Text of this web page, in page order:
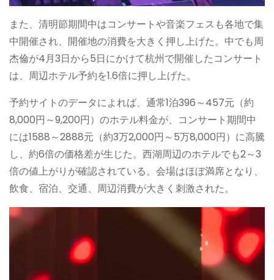
また、清明節期間中はコンサートや音楽フェスも各地で集
中開催され、開催地の消費を大きく押し上げた。中でも周
杰倫が4月3日から5日にかけて杭州で開催したコンサート
は、周辺ホテル予約を1.6倍に押し上げた。
予約サイトのデータによれば、通常1泊396～457元（約
8,000円～9,200円）のホテル料金が、コンサート期間中
には1588～2888元（約3万2,000円～5万8,000円）に高騰
し、約6倍の価格差が生じた。西湖周辺のホテルでも2～3
倍の値上がりが確認されている。会場はほぼ満席となり、
飲食、宿泊、交通、周辺消費が大きく刺激された。